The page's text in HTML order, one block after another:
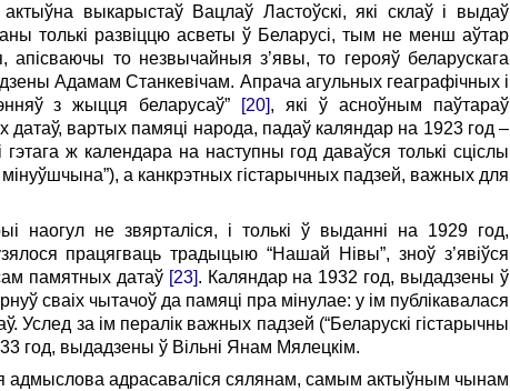
выкарыстаў Вацлаў Ластоўскі, які склаў і выдаў
толькі развіццю асветы ў Беларусі, тым не менш аўтар
то незвычайныя з’явы, то герояў беларускага
Адамам Станкевічам. Апрача агульных геаграфічных і
з жыцця беларусаў”
[20], які ў асноўным паўтараў
датаў, вартых памяці народа, падаў каляндар на 1923 год –
ж календара на наступны год даваўся толькі сціслы
мінуўшчына”), а канкрэтных гістарычных падзей, важных для
наогул не звярталіся, і толькі ў выданні на 1929 год,
працягваць традыцыю “Нашай Нівы”, зноў з’явіўся
памятных датаў [23]. Каляндар на 1932 год, выдадзены ў
сваіх чытачоў да памяці пра мінулае: у ім публікавалася
Услед за ім пералік важных падзей (“Беларускі гістарычны
год, выдадзены ў Вільні Янам Мялецкім.
адмыслова адрасаваліся сялянам, самым актыўным чынам